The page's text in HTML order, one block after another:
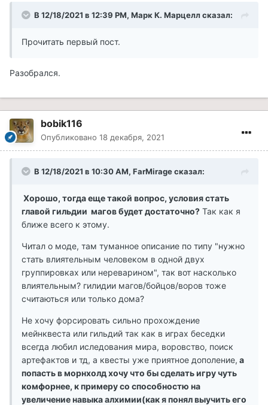
В 12/18/2021 в 12:39 PM, Марк К. Марцелл сказал:
Прочитать первый пост.
Разобрался.
bobik116
Опубликовано 18 декабря, 2021
В 12/18/2021 в 10:30 AM, FarMirage сказал:
Хорошо, тогда еще такой вопрос, условия стать
главой гильдии магов будет достаточно? Так как я
ближе всего к этому.
Читал о моде, там туманное описание по типу "нужно
стать влиятельным человеком в одной двух
группировках или нереварином", так вот насколько
влиятельным? гилидии магов/бойцов/воров тоже
считаються или только дома?
Не хочу форсировать сильно прохождение
мейнквеста или гильдий так как в играх беседки
всегда любил иследования мира, воровство, поиск
артефактов и тд, а квесты уже приятное дополение, а
попасть в морнхолд хочу что бы сделать игру чуть
комфорнее, к примеру со способностю на
увеличение навыка алхимии(как я понял выучить его